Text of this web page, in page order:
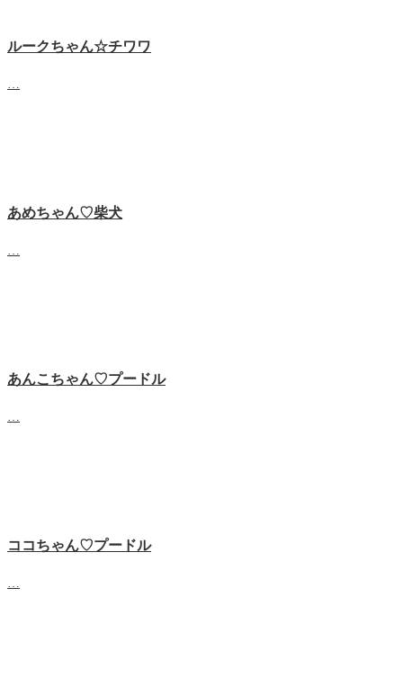
ルークちゃん☆チワワ
あめちゃん♡‬柴犬
あんこちゃん♡‬プードル
ココちゃん♡‬プードル